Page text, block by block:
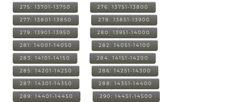
275: 13701-13750 276: 13751-13800
277: 13801-13850 278: 13851-13900
279: 13901-13950 280: 13951-14000
281: 14001-14050 282: 14051-14100
283: 14101-14150 284: 14151-14200
285: 14201-14250 286: 14251-14300
287: 14301-14350 288: 14351-14400
289: 14401-14450 290: 14451-14500